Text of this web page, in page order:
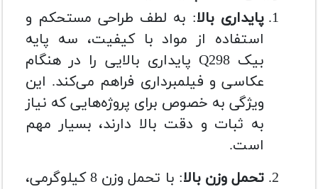
پایداری بالا: به لطف طراحی مستحکم و
استفاده از مواد با کیفیت، سه پایه
بیک Q298 پایداری بالایی را در هنگام
عکاسی و فیلمبرداری فراهم می‌کند. این
ویژگی به خصوص برای پروژه‌هایی که نیاز
به ثبات و دقت بالا دارند، بسیار مهم
است.
تحمل وزن بالا
: با تحمل وزن 8 کیلوگرمی،